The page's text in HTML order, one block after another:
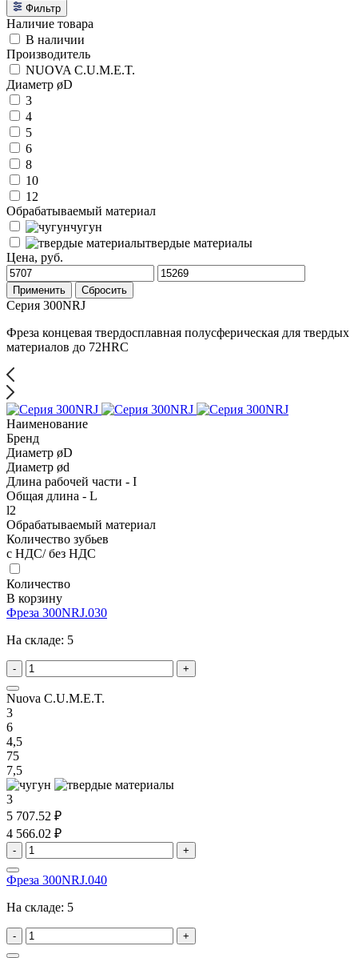
Фильтр
Наличие товара
В наличии
Производитель
NUOVA C.U.M.E.T.
Диаметр øD
3
4
5
6
8
10
12
Обрабатываемый материал
чугун
твердые материалы
Цена, руб.
Применить Сбросить
Серия 300NRJ
Фреза концевая твердосплавная полусферическая для твердых
материалов до 72HRC
Наименование
Бренд
Диаметр øD
Диаметр ød
Длина рабочей части - I
Общая длина - L
l2
Обрабатываемый материал
Количество зубьев
с НДС/ без НДС
Количество
В корзину
Фреза 300NRJ.030
На складе: 5
- +
Nuova C.U.M.E.T.
3
6
4,5
75
7,5
3
5 707.52 ₽
4 566.02 ₽
- +
Фреза 300NRJ.040
На складе: 5
- +